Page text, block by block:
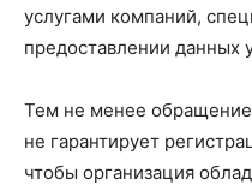
услугами компаний,
предоставлении данных
Тем не менее
не гарантирует
чтобы организация